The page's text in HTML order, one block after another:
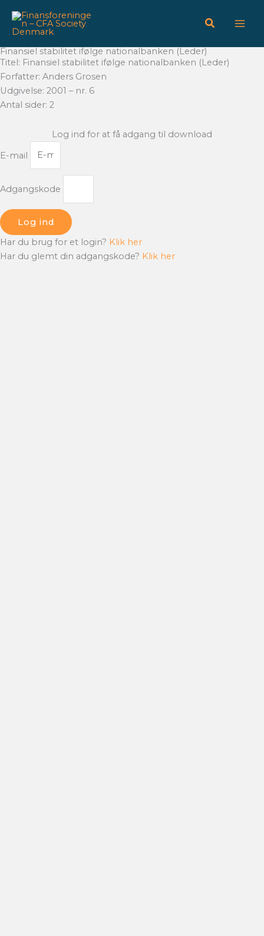
indholdet
Finansiel stabilitet ifølge nationalbanken (Leder)
Titel: Finansiel stabilitet ifølge nationalbanken (Leder)
Forfatter: Anders Grosen
Udgivelse: 2001 – nr. 6
Antal sider: 2
Log ind for at få adgang til download
E-mail
Adgangskode
Log ind
Har du brug for et login? Klik her
Har du glemt din adgangskode? Klik her